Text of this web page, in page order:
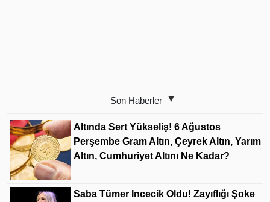
Son Haberler
Altında Sert Yükseliş! 6 Ağustos
Perşembe Gram Altın, Çeyrek Altın, Yarım
Altın, Cumhuriyet Altını Ne Kadar?
Saba Tümer Incecik Oldu! Zayıflığı Şoke